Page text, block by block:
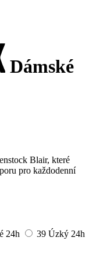
Dámské
Blair, které
pro každodenní
24h 39 Úzký 24h